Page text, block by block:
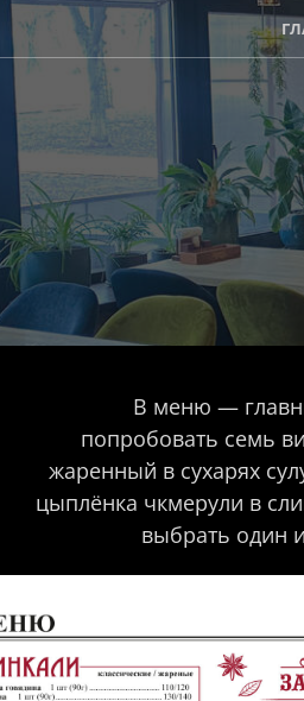
В меню —
попробовать семь
жаренный в сухарях
цыплёнка чкмерули в
выбрать один